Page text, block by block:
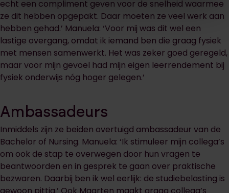
echt een compliment geven voor de snelheid waarmee
ze dit hebben opgepakt. Daar moeten ze veel werk aan
hebben gehad.’ Manuela: ‘Voor mij was dit wel een
lastige overgang, omdat ik iemand ben die graag fysiek
met mensen samenwerkt. Het was zeker goed geregeld,
maar voor mijn gevoel had mijn eigen leerrendement bij
fysiek onderwijs nóg hoger gelegen.’
Ambassadeurs
Inmiddels zijn ze beiden overtuigd ambassadeur van de
Bachelor of Nursing. Manuela: ‘Ik stimuleer mijn collega’s
om ook de stap te overwegen door hun vragen te
beantwoorden en in gesprek te gaan over praktische
bezwaren. Daarbij ben ik wel eerlijk: de studiebelasting is